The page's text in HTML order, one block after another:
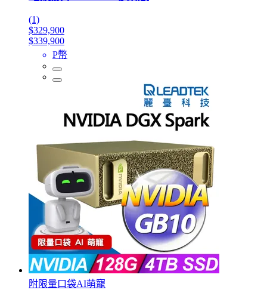
(1)
$329,900
$339,900
P幣
附限量口袋AI萌寵